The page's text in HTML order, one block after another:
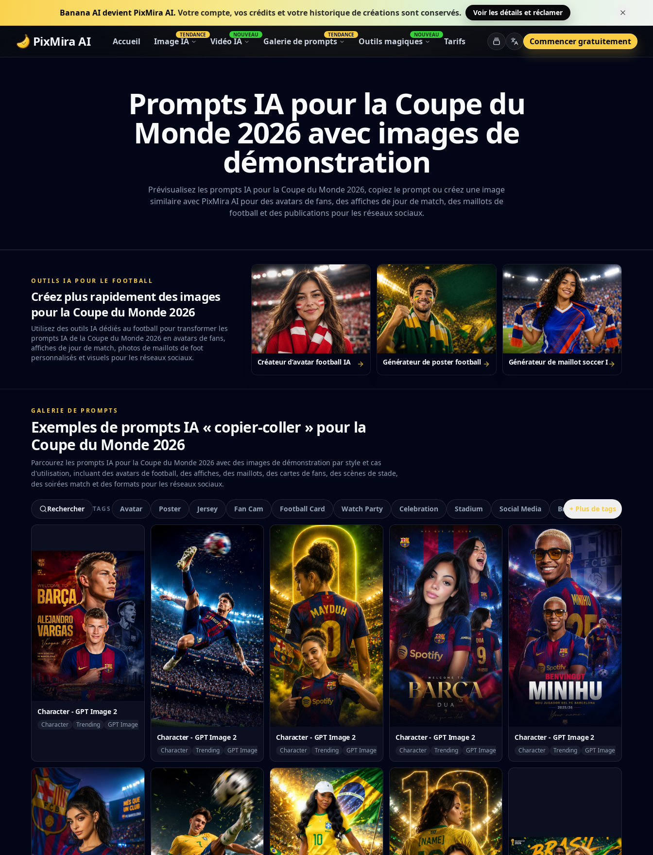
Banana AI devient PixMira AI. Votre compte, vos crédits et votre historique de créations sont conservés. Voir les détails et réclamer Fermer
PixMira AI Accueil Image IA
TENDANCE
Vidéo IA
NOUVEAU
Galerie de prompts
TENDANCE
Outils magiques
NOUVEAU
Tarifs Commencer gratuitement
Prompts IA pour la Coupe du
Monde 2026 avec images de
démonstration
Prévisualisez les prompts IA pour la Coupe du Monde 2026, copiez le prompt ou créez une image
similaire avec PixMira AI pour des avatars de fans, des affiches de jour de match, des maillots de
football et des publications pour les réseaux sociaux.
OUTILS IA POUR LE FOOTBALL
Créez plus rapidement des images
pour la Coupe du Monde 2026
Utilisez des outils IA dédiés au football pour transformer les
prompts IA de la Coupe du Monde 2026 en avatars de fans,
affiches de jour de match, photos de maillots de foot
personnalisés et visuels pour les réseaux sociaux.
Créateur d’avatar football IA Générateur de poster football IA Générateur de maillot soccer IA
GALERIE DE PROMPTS
Exemples de prompts IA « copier-coller » pour la
Coupe du Monde 2026
Parcourez les prompts IA pour la Coupe du Monde 2026 avec des images de démonstration par style et cas
d'utilisation, incluant des avatars de football, des affiches, des maillots, des cartes de fans, des scènes de stade,
des soirées match et des formats pour les réseaux sociaux.
Rechercher TAGS Avatar Poster Jersey Fan Cam Football Card Watch Party Celebration Stadium Social Media Brazil Argentina Jersey
+ Plus de tags
Character - GPT Image 2
Character Trending GPT Image 2
Character - GPT Image 2
Character Trending GPT Image 2
Character - GPT Image 2
Character Trending GPT Image 2
Character - GPT Image 2
Character Trending GPT Image 2
Character - GPT Image 2
Character Trending GPT Image 2